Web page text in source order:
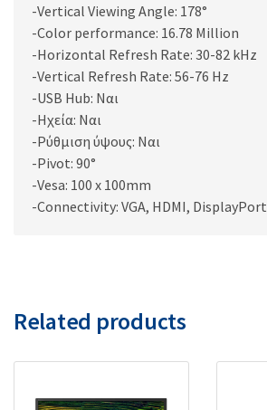
-Vertical Viewing Angle: 178°
-Color performance: 16.78 Million
-Horizontal Refresh Rate: 30-82 kHz
-Vertical Refresh Rate: 56-76 Hz
-USB Hub: Ναι
-Ηχεία: Ναι
-Ρύθμιση ύψους: Ναι
-Pivot: 90°
-Vesa: 100 x 100mm
-Connectivity: VGA, HDMI, DisplayPort
Related products